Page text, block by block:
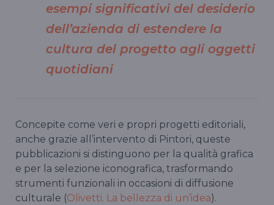
esempi significativi del desiderio
dell’azienda di estendere la
cultura del progetto agli oggetti
quotidiani
Concepite come veri e propri progetti editoriali,
anche grazie all’intervento di Pintori, queste
pubblicazioni si distinguono per la qualità grafica
e per la selezione iconografica, trasformando
strumenti funzionali in occasioni di diffusione
culturale (Olivetti. La bellezza di un’idea).